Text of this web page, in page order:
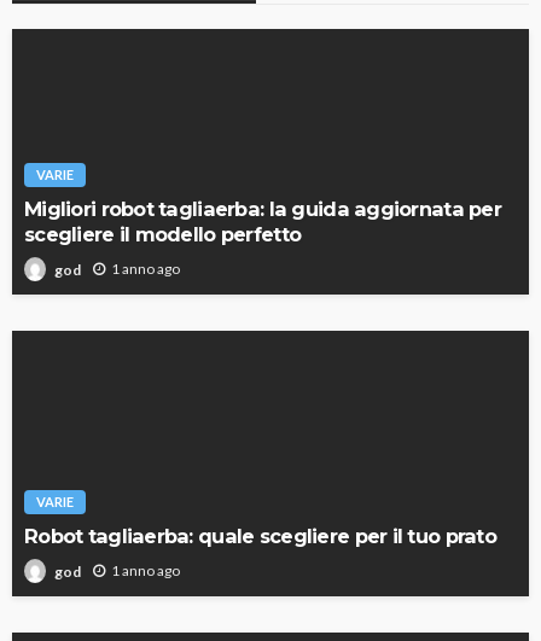
VARIE
Migliori robot tagliaerba: la guida aggiornata per
scegliere il modello perfetto
god 1 anno ago
VARIE
Robot tagliaerba: quale scegliere per il tuo prato
god 1 anno ago